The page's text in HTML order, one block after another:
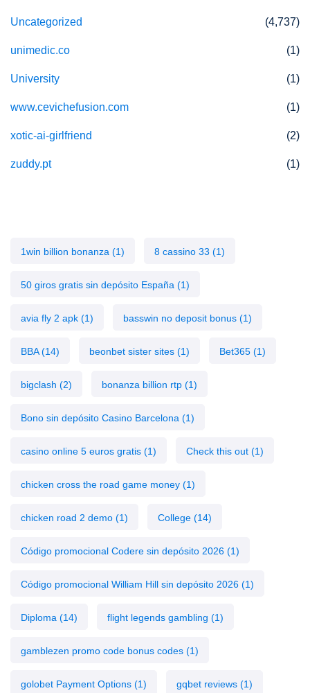
Uncategorized (4,737)
unimedic.co (1)
University (1)
www.cevichefusion.com (1)
xotic-ai-girlfriend (2)
zuddy.pt (1)
1win billion bonanza (1) 8 cassino 33 (1)
50 giros gratis sin depósito España (1)
avia fly 2 apk (1) basswin no deposit bonus (1)
BBA(14) beonbet sister sites (1) Bet365 (1)
bigclash (2) bonanza billion rtp (1)
Bono sin depósito Casino Barcelona (1)
casino online 5 euros gratis (1) Check this out (1)
chicken cross the road game money (1)
chicken road 2 demo (1) College (14)
Código promocional Codere sin depósito 2026 (1)
Código promocional William Hill sin depósito 2026 (1)
Diploma (14) flight legends gambling (1)
gamblezen promo code bonus codes (1)
golobet Payment Options (1) gqbet reviews (1)